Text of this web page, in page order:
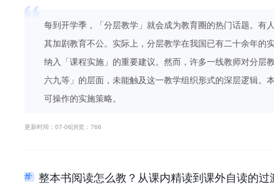
每到开学季，「分层教学」就会成为教育圈的热门话题。有
其加剧教育不公。实际上，分层教学在我国已有二十余年的
纳入「课程实施」的重要建议。然而，许多一线教师对分层
六九等」的层面，未能触及这一教学组织形式的深层逻辑。
可操作的实施策略。
更新时间：07-06浏览：766
整本书阅读怎么教？从课内精读到课外自读的过